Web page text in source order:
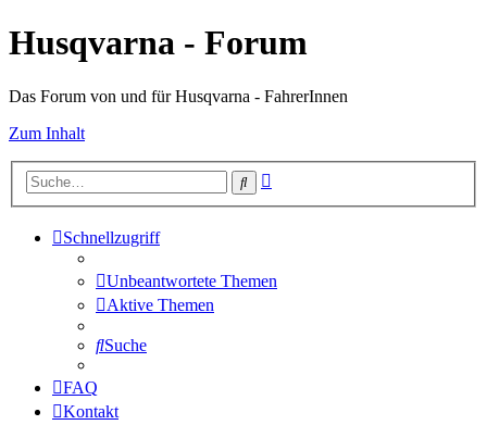
Husqvarna - Forum
Das Forum von und für Husqvarna - FahrerInnen
Zum Inhalt
Suche
Schnellzugriff
Unbeantwortete Themen
Aktive Themen
Suche
FAQ
Kontakt